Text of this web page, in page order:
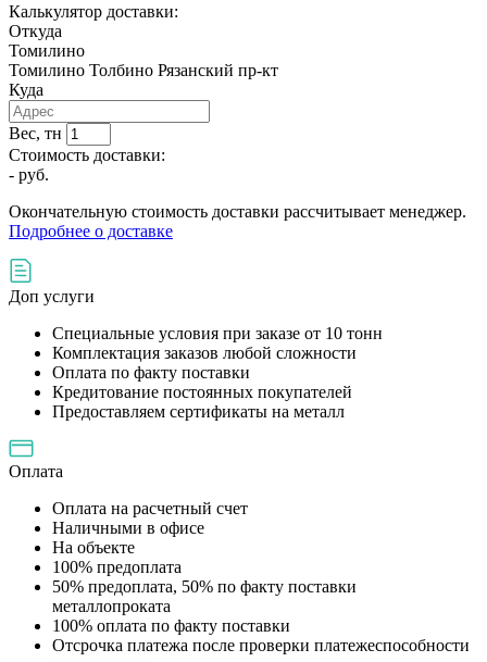
Калькулятор доставки:
Откуда
Томилино
Томилино Толбино Рязанский пр-кт
Куда
Вес, тн
Стоимость доставки:
- руб.
Окончательную стоимость доставки рассчитывает менеджер.
Подробнее о доставке
Доп услуги
Специальные условия при заказе от 10 тонн
Комплектация заказов любой сложности
Оплата по факту поставки
Кредитование постоянных покупателей
Предоставляем сертификаты на металл
Оплата
Оплата на расчетный счет
Наличными в офисе
На объекте
100% предоплата
50% предоплата, 50% по факту поставки
металлопроката
100% оплата по факту поставки
Отсрочка платежа после проверки платежеспособности